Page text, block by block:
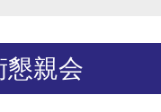
懇親会